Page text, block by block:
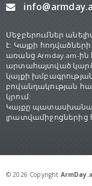
Մեջբերումներ
է: Կայքի
առանց Armday.am-ին
արտահայտված
կայքի
բովանդակության
կրում:
Կայքը
© 2026 Copyright